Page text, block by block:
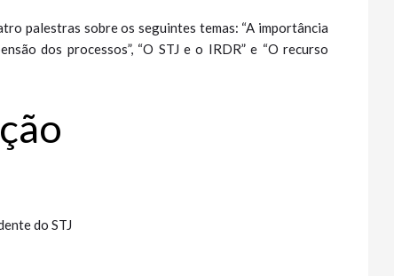
palestras sobre os seguintes temas: “A importância
dos processos”, “O STJ e o IRDR” e “O recurso
do STJ